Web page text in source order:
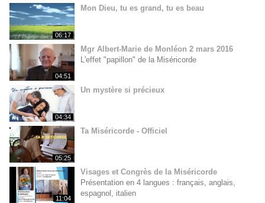
06:17
Mon Dieu, tu es grand, tu es beau
04:51
Mgr Albert-Marie de Monléon 2 mars 2016
L'effet "papillon" de la Miséricorde
04:34
Un mystère si précieux
05:25
Ta Miséricorde - Officiel
11:04
Visages et Congrès de la Miséricorde
Présentation en 4 langues : français, anglais,
espagnol, italien